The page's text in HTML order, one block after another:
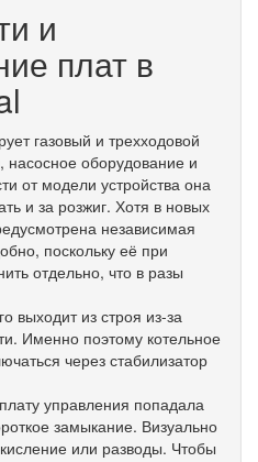
и
плат в
газовый и трехходовой
, насосное оборудование и
от модели устройства она
и за розжиг. Хотя в новых
независимая
, поскольку её при
отдельно, что в разы
выходит из строя из-за
. Именно поэтому котельное
через стабилизатор
плату управления попадала
замыкание. Визуально
или разводы. Чтобы